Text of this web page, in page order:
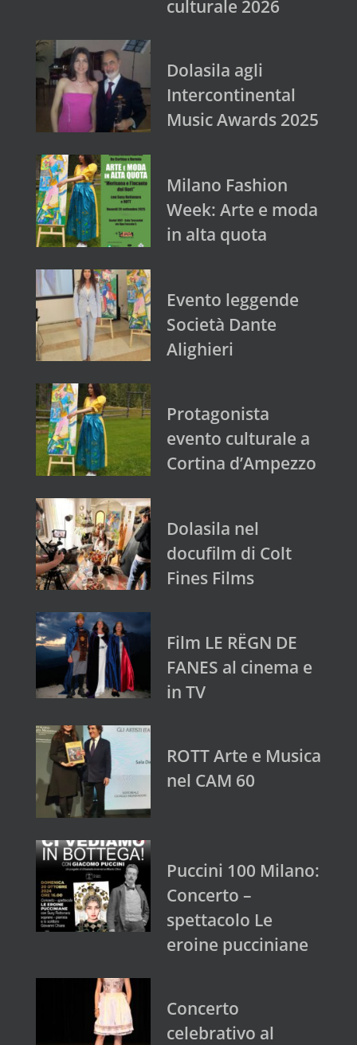
culturale 2026
Dolasila agli
Intercontinental
Music Awards 2025
Milano Fashion
Week: Arte e moda
in alta quota
Evento leggende
Società Dante
Alighieri
Protagonista
evento culturale a
Cortina d’Ampezzo
Dolasila nel
docufilm di Colt
Fines Films
Film LE RËGN DE
FANES al cinema e
in TV
ROTT Arte e Musica
nel CAM 60
Puccini 100 Milano:
Concerto –
spettacolo Le
eroine pucciniane
Concerto
celebrativo al